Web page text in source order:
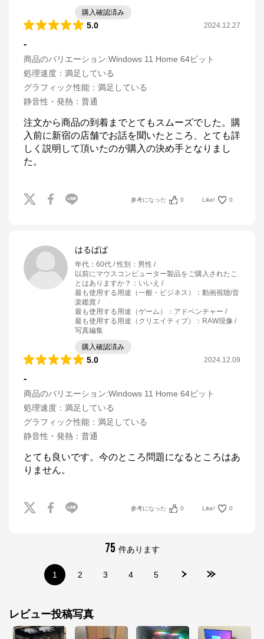
購入確認済み
5.0 2024.12.27
-
商品のバリエーション:Windows 11 Home 64ビット
処理速度 ： 満足している
グラフィック性能 ： 満足している
静音性・発熱 ： 普通
注文から商品の到着までとてもスムーズでした。購
入前に新宿の店舗でお話を聞いたところ、とても詳
しく説明して頂いたのが購入の決め手となりまし
た。
参考になった 0 Like! 0
はるぱぱ
年代 ： 60代 性別 ： 男性
以前にマウスコンピューター製品をご購入されたこ
とはありますか？ ： いいえ
最も使用する用途（一般・ビジネス）
： 動画視聴/音
楽鑑賞
最も使用する用途（ゲーム）
： アドベンチャー
最も使用する用途（クリエイティブ）
： RAW現像 /
写真編集
購入確認済み
5.0 2024.12.09
-
商品のバリエーション:Windows 11 Home 64ビット
処理速度 ： 満足している
グラフィック性能 ： 満足している
静音性・発熱 ： 普通
とても良いです。今のところ問題になるところはあ
りません。
参考になった 0 Like! 0
75 件あります
1 2 3 4 5
レビュー投稿写真
公式ECサイト